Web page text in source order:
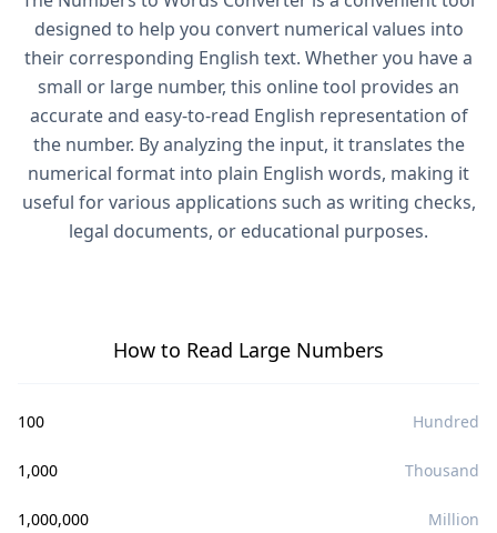
designed to help you convert numerical values into
their corresponding English text. Whether you have a
small or large number, this online tool provides an
accurate and easy-to-read English representation of
the number. By analyzing the input, it translates the
numerical format into plain English words, making it
useful for various applications such as writing checks,
legal documents, or educational purposes.
How to Read Large Numbers
100 Hundred
1,000 Thousand
1,000,000 Million